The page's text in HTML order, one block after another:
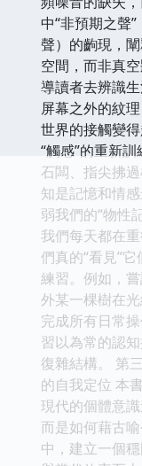
中“非預期之聲
聲）的齣現，
空間，而非真
導讀者去辨識
屏幕之外的紋
世界的接觸變
“觸感”的重新
石闆、指尖拂
知是記憶和情
弱我們的“物性
我們每天都在
們真的“看見”
練習。例如，
外某一棵樹在
完成所有日常
習以為常的認
復雜結構。 第
的自我定位 本
現代的個體意
而是如何藉古
中，建立一個